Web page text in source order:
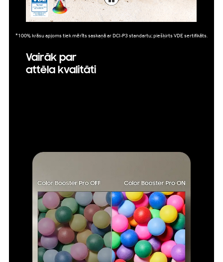
*100% krāsu apjoms tiek mērīts saskaņā ar DCI-P3 standartu; piešķirts VDE sertifikāts.
Vairāk par
attēla kvalitāti